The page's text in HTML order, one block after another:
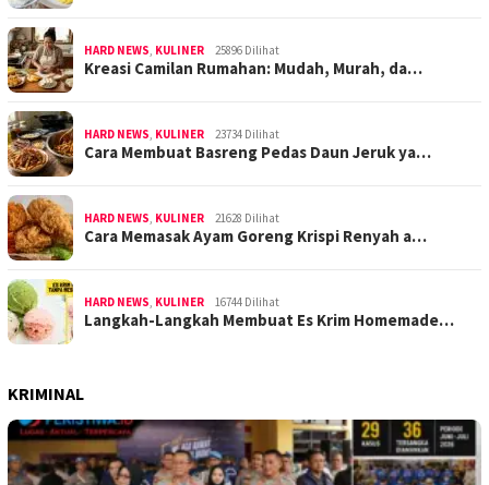
HARD NEWS KULINER 25896 Dilihat
Kreasi Camilan Rumahan: Mudah, Murah, da…
HARD NEWS KULINER 23734 Dilihat
Cara Membuat Basreng Pedas Daun Jeruk ya…
HARD NEWS KULINER 21628 Dilihat
Cara Memasak Ayam Goreng Krispi Renyah a…
HARD NEWS KULINER 16744 Dilihat
Langkah-Langkah Membuat Es Krim Homemade…
KRIMINAL